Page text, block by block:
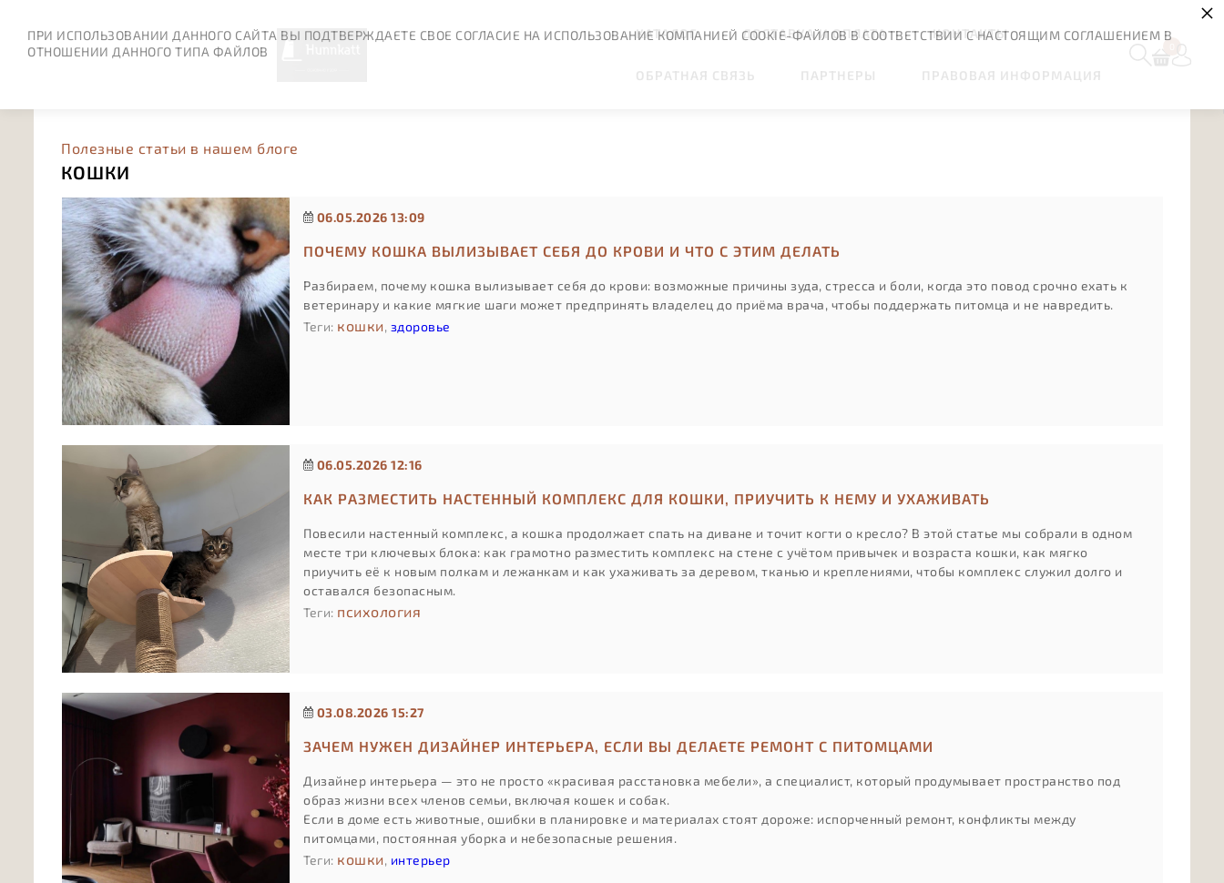
КАТАЛОГ ДОСТАВКА И ОПЛАТА КОНТАКТЫ
ОБРАТНАЯ СВЯЗЬ ПАРТНЕРЫ ПРАВОВАЯ ИНФОРМАЦИЯ
Полезные статьи в нашем блоге
КОШКИ
06.05.2026 13:09
ПОЧЕМУ КОШКА ВЫЛИЗЫВАЕТ СЕБЯ ДО КРОВИ И ЧТО С ЭТИМ ДЕЛАТЬ
Разбираем, почему кошка вылизывает себя до крови: возможные причины зуда, стресса и боли, когда это повод срочно ехать к
ветеринару и какие мягкие шаги может предпринять владелец до приёма врача, чтобы поддержать питомца и не навредить.
Теги: кошки, здоровье
06.05.2026 12:16
КАК РАЗМЕСТИТЬ НАСТЕННЫЙ КОМПЛЕКС ДЛЯ КОШКИ, ПРИУЧИТЬ К НЕМУ И УХАЖИВАТЬ
Повесили настенный комплекс, а кошка продолжает спать на диване и точит когти о кресло? В этой статье мы собрали в одном
месте три ключевых блока: как грамотно разместить комплекс на стене с учётом привычек и возраста кошки, как мягко
приучить её к новым полкам и лежанкам и как ухаживать за деревом, тканью и креплениями, чтобы комплекс служил долго и
оставался безопасным.
Теги: психология
03.08.2026 15:27
ЗАЧЕМ НУЖЕН ДИЗАЙНЕР ИНТЕРЬЕРА, ЕСЛИ ВЫ ДЕЛАЕТЕ РЕМОНТ С ПИТОМЦАМИ
Дизайнер интерьера — это не просто «красивая расстановка мебели», а специалист, который продумывает пространство под
образ жизни всех членов семьи, включая кошек и собак.
Если в доме есть животные, ошибки в планировке и материалах стоят дороже: испорченный ремонт, конфликты между
питомцами, постоянная уборка и небезопасные решения.
Теги: кошки, интерьер
ПРИ ИСПОЛЬЗОВАНИИ ДАННОГО САЙТА ВЫ ПОДТВЕРЖДАЕТЕ СВОЕ СОГЛАСИЕ НА ИСПОЛЬЗОВАНИЕ КОМПАНИЕЙ COOKIE-ФАЙЛОВ В СООТВЕТСТВИИ С НАСТОЯЩИМ СОГЛАШЕНИЕМ В
ОТНОШЕНИИ ДАННОГО ТИПА ФАЙЛОВ
×